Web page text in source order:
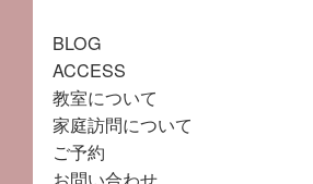
BLOG
ACCESS
教室について
家庭訪問について
ご予約